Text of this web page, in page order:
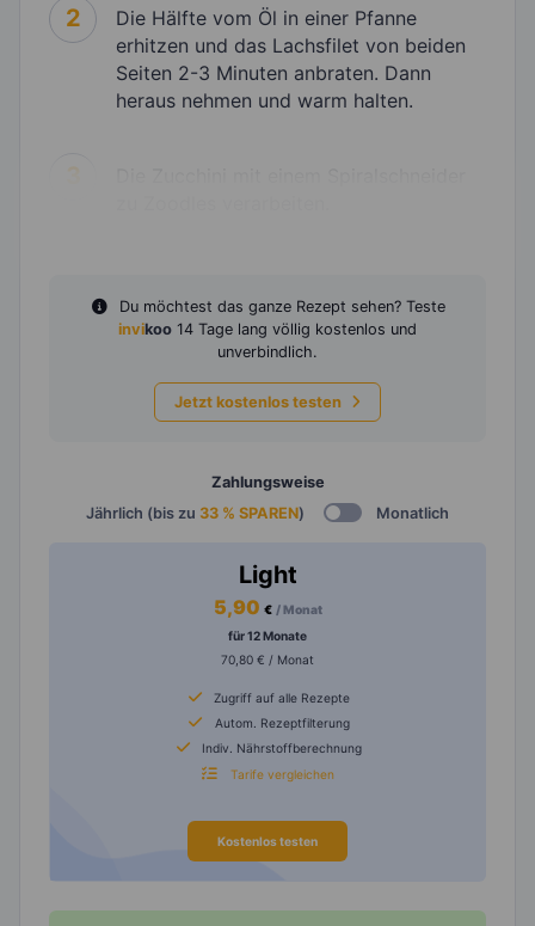
2
Die Hälfte vom Öl in einer Pfanne
erhitzen und das Lachsfilet von beiden
Seiten 2-3 Minuten anbraten. Dann
heraus nehmen und warm halten.
Du möchtest das ganze Rezept sehen? Teste
invikoo 14 Tage lang völlig kostenlos und
unverbindlich.
Jetzt kostenlos testen
Zahlungsweise
Jährlich (bis zu 33 % SPAREN) Monatlich
Light
5,90 € / Monat
für 12 Monate
70,80 € / Monat
Zugriff auf alle Rezepte
Autom. Rezeptfilterung
Indiv. Nährstoffberechnung
Tarife vergleichen
Kostenlos testen